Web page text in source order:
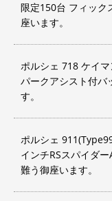
限定150台 フィック
座います。
ポルシェ 718 ケイ
パークアシスト付バ
す。
ポルシェ
インチRSスパイダ
難う御座います。